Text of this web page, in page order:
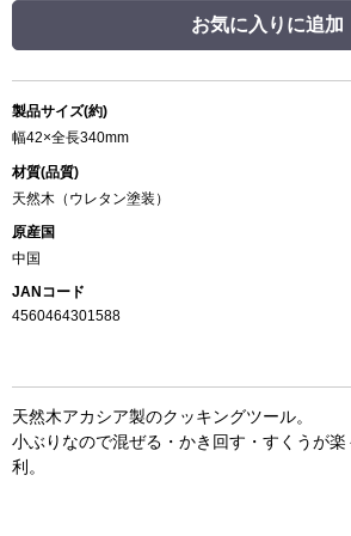
お気に入りに追加
製品サイズ(約)
幅42×全長340mm
材質(品質)
天然木（ウレタン塗装）
原産国
中国
JANコード
4560464301588
天然木アカシア製のクッキングツール。
小ぶりなので混ぜる・かき回す・すくうが
利。